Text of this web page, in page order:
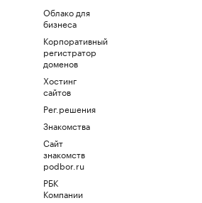
Облако для
бизнеса
Корпоративный
регистратор
доменов
Хостинг
сайтов
Рег.решения
Знакомства
Сайт
знакомств
podbor.ru
РБК
Компании